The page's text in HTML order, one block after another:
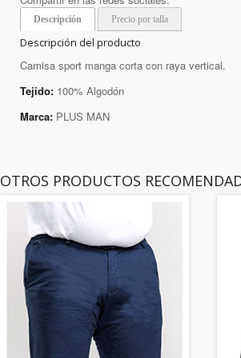
Descripción Precio por talla
Descripción del producto
Camisa sport manga corta con raya vertical.
Tejido: 100% Algodón
Marca: PLUS MAN
OTROS PRODUCTOS